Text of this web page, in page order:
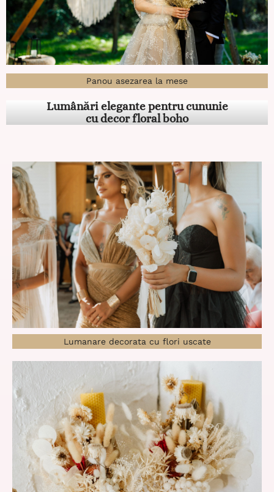
Panou asezarea la mese
Lumânări elegante pentru cununie
cu decor floral boho
Lumanare decorata cu flori uscate